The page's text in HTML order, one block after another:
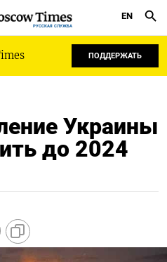
РУССКАЯ СЛУЖБА
EN
ПОДДЕРЖАТЬ
Украины
до 2024